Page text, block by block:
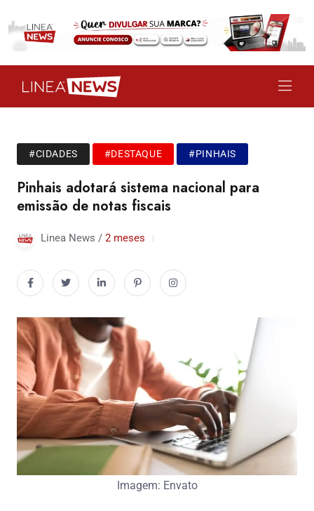
#CIDADES #DESTAQUE #PINHAIS
Pinhais adotará sistema nacional para
emissão de notas fiscais
Linea News / 2 meses
Imagem: Envato